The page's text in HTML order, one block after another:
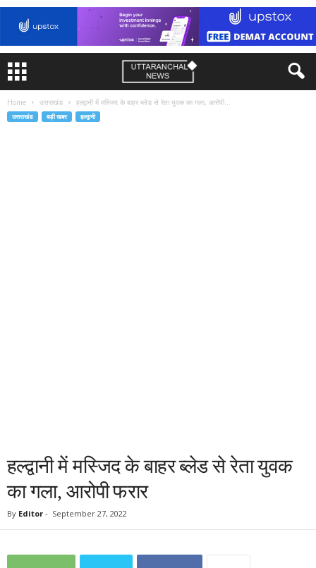
Home उत्तराखंड हल्द्वानी में मस्जिद के बाहर ब्लेड से रेता युवक का गला, आरोपी...
उत्तराखंड बड़ी खबर हल्द्वानी
हल्द्वानी में मस्जिद के बाहर ब्लेड से रेता युवक
का गला, आरोपी फरार
By Editor - September 27, 2022